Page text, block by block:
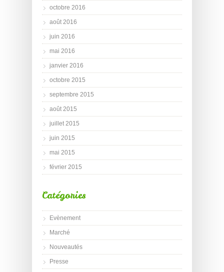
octobre 2016
août 2016
juin 2016
mai 2016
janvier 2016
octobre 2015
septembre 2015
août 2015
juillet 2015
juin 2015
mai 2015
février 2015
Catégories
Evènement
Marché
Nouveautés
Presse